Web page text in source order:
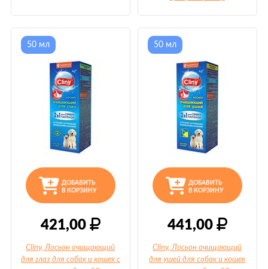
ДОБАВИТЬ
В КОРЗИНУ
421,00
50 мл
Cliny, Лосьон очищающий
для глаз для собак и кошек с
ДОБАВИТЬ
В КОРЗИНУ
441,00
50 мл
Cliny, Лосьон очищающий
для ушей для собак и кошек